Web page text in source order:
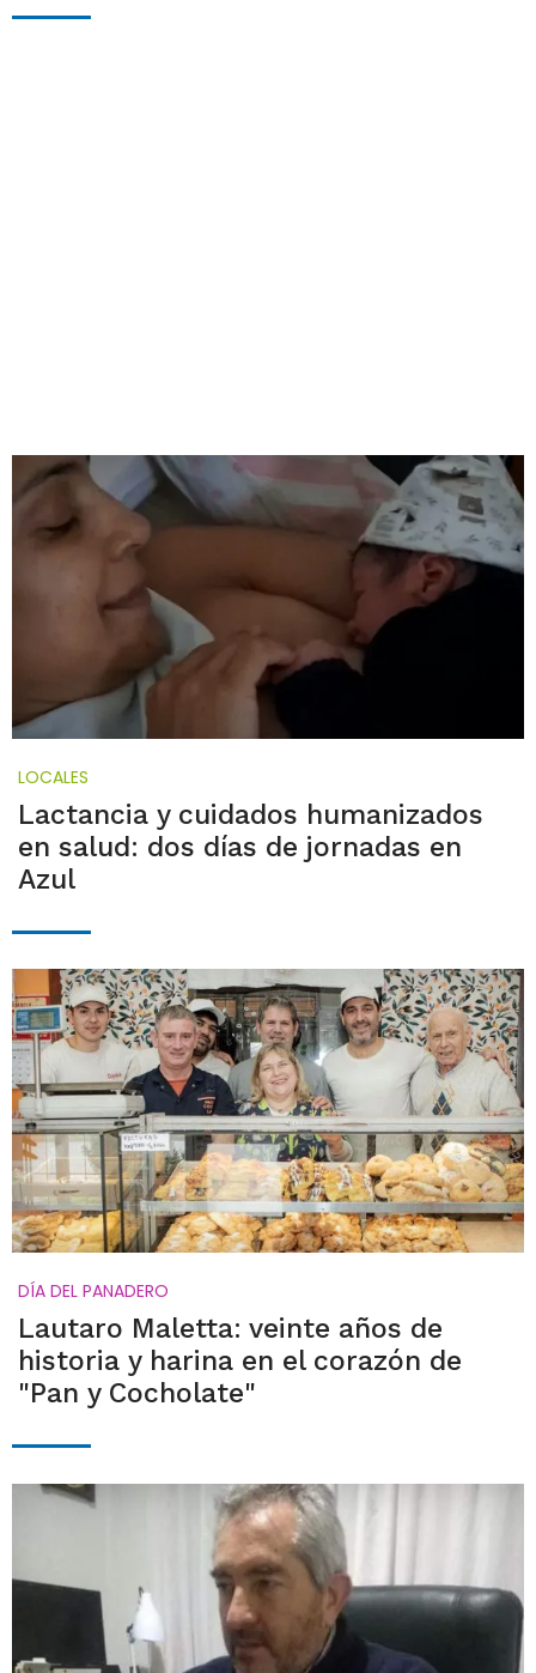
LOCALES
Lactancia y cuidados humanizados
en salud: dos días de jornadas en
Azul
DÍA DEL PANADERO
Lautaro Maletta: veinte años de
historia y harina en el corazón de
"Pan y Cocholate"